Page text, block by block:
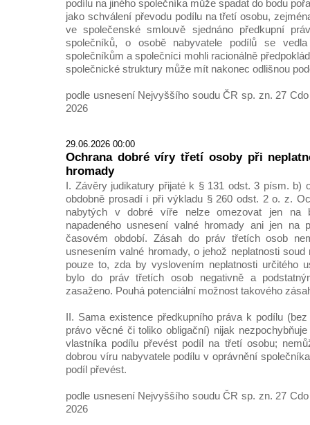
podílu na jiného společníka může spadat do bodu
jako schválení převodu podílu na třetí osobu,
ve společenské smlouvě sjednáno předkupní
společníků, o osobě nabyvatele podílů se
společníkům a společníci mohli racionálně
společnické struktury může mít nakonec odlišnou
podle usnesení Nejvyššího soudu ČR sp. zn. 27
2026
29.06.2026 00:00
Ochrana dobré víry třetí osoby při
hromady
I. Závěry judikatury přijaté k § 131 odst. 3 písm. b)
obdobně prosadí i při výkladu § 260 odst. 2 o. z.
nabytých v dobré víře nelze omezovat jen na
napadeného usnesení valné hromady ani jen na
časovém období. Zásah do práv třetích osob
usnesením valné hromady, o jehož neplatnosti
pouze to, zda by vyslovením neplatnosti určitého
bylo do práv třetích osob negativně a
zasaženo. Pouhá potenciální možnost takového
II. Sama existence předkupního práva k podílu
právo věcné či toliko obligační) nijak
vlastníka podílu převést podíl na třetí osobu;
dobrou víru nabyvatele podílu v oprávnění
podíl převést.
podle usnesení Nejvyššího soudu ČR sp. zn. 27
2026